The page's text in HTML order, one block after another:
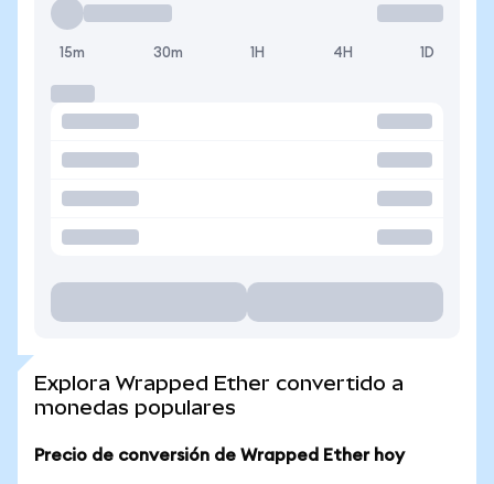
15m 30m 1H 4H 1D
Explora Wrapped Ether convertido a
monedas populares
Precio de conversión de Wrapped Ether hoy